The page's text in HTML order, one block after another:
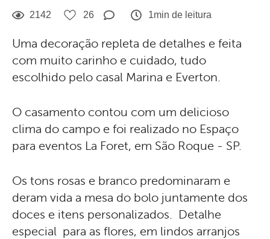
2142 26 1min de leitura
Uma decoração repleta de detalhes e feita
com muito carinho e cuidado, tudo
escolhido pelo casal Marina e Everton.
O casamento contou com um delicioso
clima do campo e foi realizado no Espaço
para eventos La Foret, em São Roque - SP.
Os tons rosas e branco predominaram e
deram vida a mesa do bolo juntamente dos
doces e itens personalizados. Detalhe
especial para as flores, em lindos arranjos